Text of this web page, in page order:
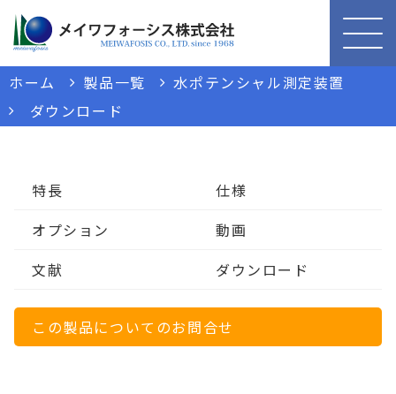
ホーム 製品一覧
水ポテンシャル測定装置
ダウンロード
特長
仕様
オプション
動画
文献
ダウンロード
この製品についてのお問合せ